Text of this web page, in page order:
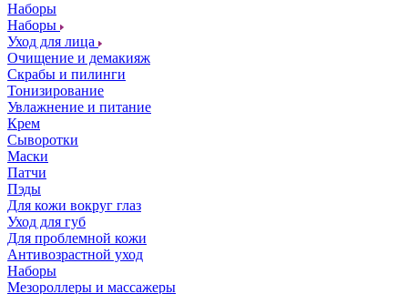
Наборы
Наборы
Уход для лица
Очищение и демакияж
Скрабы и пилинги
Тонизирование
Увлажнение и питание
Крем
Сыворотки
Маски
Патчи
Пэды
Для кожи вокруг глаз
Уход для губ
Для проблемной кожи
Антивозрастной уход
Наборы
Мезороллеры и массажеры